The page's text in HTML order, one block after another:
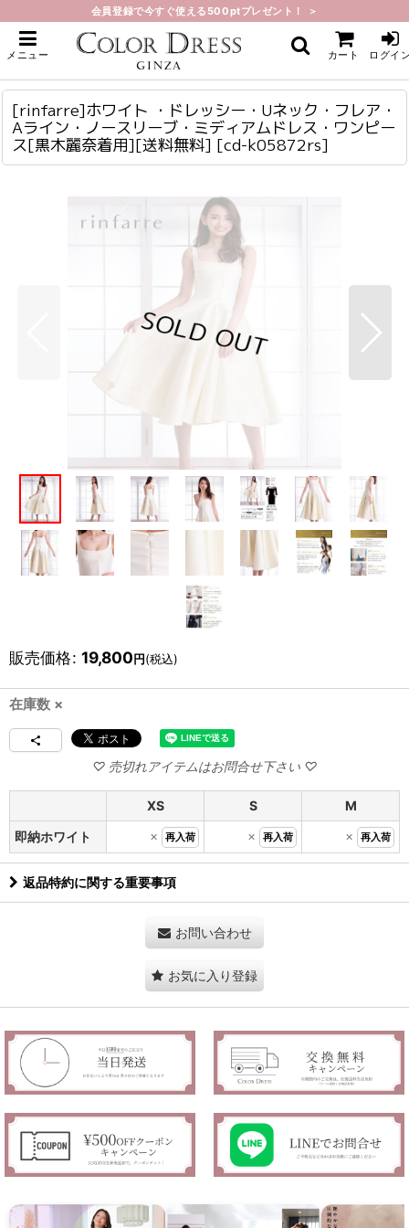
会員登録で今すぐ使える500ptプレゼント！ ＞
メニュー カート ログイ
ホーム > ミディアム
[rinfarre]ホワイト ・ドレッシー・Uネック・フレア・Aライン・ノースリー
ブ・ミディアムドレス・ワンピース[黒木麗奈着用][送料無料]
[rinfarre]ホワイト ・ドレッシー・Uネック・フレア・
Aライン・ノースリーブ・ミディアムドレス・ワンピー
ス[黒木麗奈着用][送料無料] [cd-k05872rs]
販売価格: 19,800円(税込)
在庫数 ×
XS S
M
即納ホワイト
× 再入荷 × 再入荷 × 再入荷
返品特約に関する重要事項
お問い合わせ
お気に入り登録